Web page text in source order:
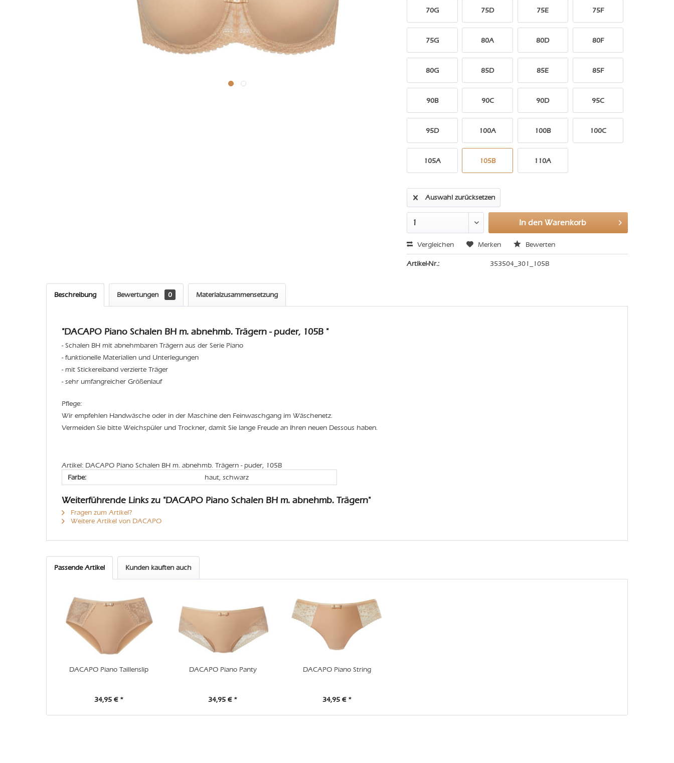
70G 75D 75E 75F
75G 80A 80D 80F
80G 85D 85E 85F
90B 90C 90D 95C
95D 100A 100B 100C
105A 105B 110A
Auswahl zurücksetzen
In den Warenkorb
Vergleichen Merken Bewerten
Artikel-Nr.: 353504_301_105B
Beschreibung Bewertungen 0 Materialzusammensetzung
"DACAPO Piano Schalen BH m. abnehmb. Trägern - puder, 105B "
- Schalen BH mit abnehmbaren Trägern aus der Serie Piano
- funktionelle Materialien und Unterlegungen
- mit Stickereiband verzierte Träger
- sehr umfangreicher Größenlauf
Pflege:
Wir empfehlen Handwäsche oder in der Maschine den Feinwaschgang im Wäschenetz.
Vermeiden Sie bitte Weichspüler und Trockner, damit Sie lange Freude an Ihren neuen Dessous haben.
Artikel: DACAPO Piano Schalen BH m. abnehmb. Trägern - puder, 105B
Farbe:
haut, schwarz
Weiterführende Links zu "DACAPO Piano Schalen BH m. abnehmb. Trägern"
Fragen zum Artikel?
Weitere Artikel von DACAPO
Passende Artikel Kunden kauften auch
DACAPO Piano Taillenslip
34,95 € *
DACAPO Piano Panty
34,95 € *
DACAPO Piano String
34,95 € *